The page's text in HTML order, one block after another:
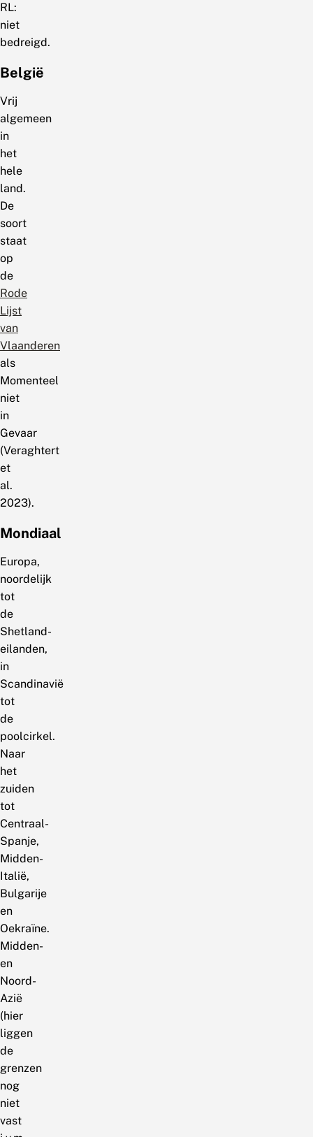
RL:
niet
bedreigd.
België
Vrij
algemeen
in
het
hele
land.
De
soort
staat
op
de
Rode
Lijst
van
Vlaanderen
als
Momenteel
niet
in
Gevaar
(Veraghtert
et
al.
2023).
Mondiaal
Europa,
noordelijk
tot
de
Shetland-
eilanden,
in
Scandinavië
tot
de
poolcirkel.
Naar
het
zuiden
tot
Centraal-
Spanje,
Midden-
Italië,
Bulgarije
en
Oekraïne.
Midden-
en
Noord-
Azië
(hier
liggen
de
grenzen
nog
niet
vast